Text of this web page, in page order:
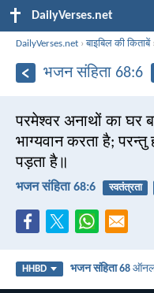
DailyVerses.net
DailyVerses.net ›बाइबिल की किताबें
भजन संहिता 68:6
परमेश्वर अनाथों का घर
भाग्यवान करता है;
पड़ता है॥
भजन संहिता 68:6 स्वतंत्रता
HHBD भजन संहिता 68